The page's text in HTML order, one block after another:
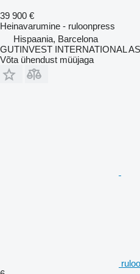
39 900 €
Heinavarumine - ruloonpress
Hispaania, Barcelona
GUTINVEST INTERNATIONAL
Võta ühendust müüjaga